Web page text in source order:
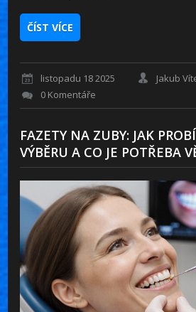
ČÍST VÍCE
listopadu 18 2025
Jakub
0 Komentáře
FAZETY NA ZUBY: JAK
VÝBĚRU A CO JE POTŘEBA